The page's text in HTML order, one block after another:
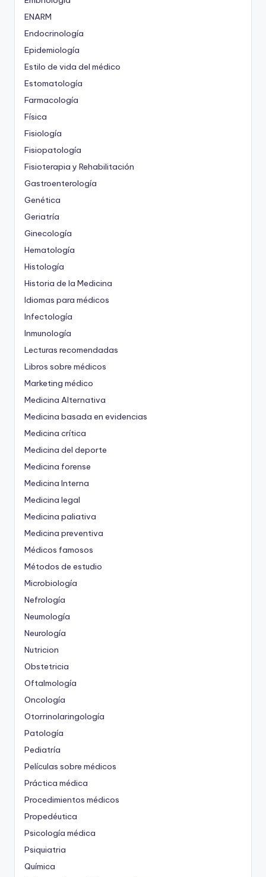
ENARM
Endocrinología
Epidemiología
Estilo de vida del médico
Estomatología
Farmacología
Física
Fisiología
Fisiopatología
Fisioterapia y Rehabilitación
Gastroenterología
Genética
Geriatría
Ginecología
Hematología
Histología
Historia de la Medicina
Idiomas para médicos
Infectología
Inmunología
Lecturas recomendadas
Libros sobre médicos
Marketing médico
Medicina Alternativa
Medicina basada en evidencias
Medicina crítica
Medicina del deporte
Medicina forense
Medicina Interna
Medicina legal
Medicina paliativa
Medicina preventiva
Médicos famosos
Métodos de estudio
Microbiología
Nefrología
Neumología
Neurología
Nutricion
Obstetricia
Oftalmología
Oncología
Otorrinolaringología
Patología
Pediatría
Películas sobre médicos
Práctica médica
Procedimientos médicos
Propedéutica
Psicología médica
Psiquiatria
Química